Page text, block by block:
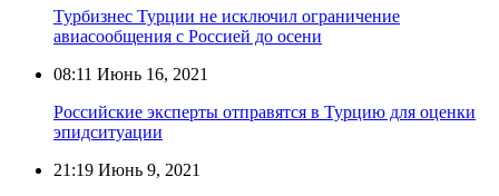
Турбизнес Турции не исключил ограничение
авиасообщения с Россией до осени
08:11 Июнь 16, 2021
Российские эксперты отправятся в Турцию для оценки
эпидситуации
21:19 Июнь 9, 2021